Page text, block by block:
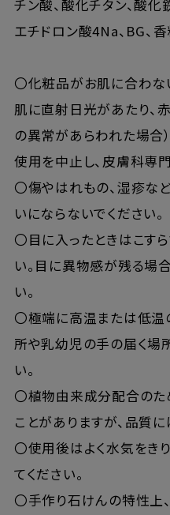
チン酸、酸化チタン、酸化
エチドロン酸4Na、BG、
〇化粧品がお肌に合わな
肌に直射日光があたり、
の異常があらわれた場合
使用を中止し、皮膚科専
〇傷やはれもの、湿疹な
いにならないでください。
〇目に入ったときはこす
い。目に異物感が残る場
い。
〇極端に高温または低温
所や乳幼児の手の届く場
い。
〇植物由来成分配合のた
ことがありますが、品質
〇使用後はよく水気をき
てください。
〇手作り石けんの特性上